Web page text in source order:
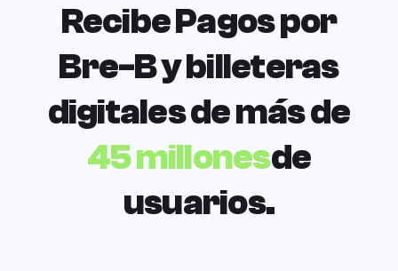
Recibe Pagos por
Bre-B y billeteras
digitales de más de
45 millonesde
usuarios.